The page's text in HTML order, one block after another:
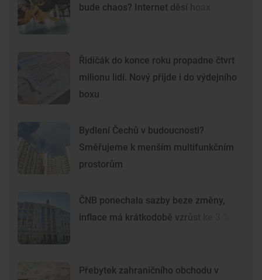
bude chaos? Internet děsí hoax
Řidičák do konce roku propadne čtvrt
milionu lidí. Nový přijde i do výdejního
boxu
Bydlení Čechů v budoucnosti?
Směřujeme k menším multifunkčním
prostorům
ČNB ponechala sazby beze změny,
inflace má krátkodobě vzrůst ke 3 %
Přebytek zahraničního obchodu v